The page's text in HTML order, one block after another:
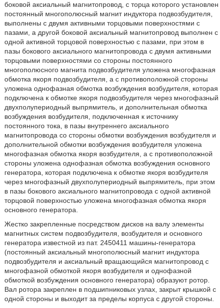
боковой аксиальный магнитопровод, с торца которого установлен
постоянный многополюсный магнит индуктора подвозбудителя,
выполнены с двумя активными торцовыми поверхностями с
пазами, а другой боковой аксиальный магнитопровод выполнен с
одной активной торцовой поверхностью с пазами, при этом в
пазы бокового аксиального магнитопровода с двумя активными
торцовыми поверхностями со стороны постоянного
многополюсного магнита подвозбудителя уложена многофазная
обмотка якоря подвозбудителя, а с противоположной стороны
уложена однофазная обмотка возбуждения возбудителя, которая
подключена к обмотке якоря подвозбудителя через многофазный
двухполупериодный выпрямитель, и дополнительная обмотка
возбуждения возбудителя, подключенная к источнику
постоянного тока, в пазы внутреннего аксиального
магнитопровода со стороны обмотки возбуждения возбудителя и
дополнительной обмотки возбуждения возбудителя уложена
многофазная обмотка якоря возбудителя, а с противоположной
стороны уложена однофазная обмотка возбуждения основного
генератора, которая подключена к обмотке якоря возбудителя
через многофазный двухполупериодный выпрямитель, при этом
в пазы бокового аксиального магнитопровода с одной активной
торцовой поверхностью уложена многофазная обмотка якоря
основного генератора.
Жестко закрепленные посредством дисков на валу элементы
магнитных систем подвозбудителя, возбудителя и основного
генератора известной из пат. 2450411 машины-генератора
(постоянный аксиальный многополюсный магнит индуктора
подвозбудителя и аксиальный вращающийся магнитопровод с
многофазной обмоткой якоря возбудителя и однофазной
обмоткой возбуждения основного генератора) образуют ротор.
Вал ротора закреплен в подшипниковых узлах, закрыт крышкой с
одной стороны и выходит за пределы корпуса с другой стороны.